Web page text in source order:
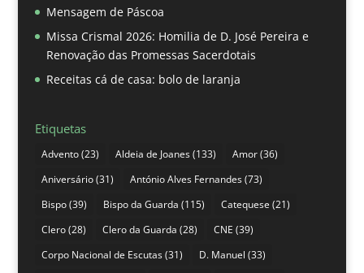
Mensagem de Páscoa
Missa Crismal 2026: Homilia de D. José Pereira e
Renovação das Promessas Sacerdotais
Receitas cá de casa: bolo de laranja
Etiquetas
Advento(23) Aldeia de Joanes(133) Amor(36)
Aniversário(31) António Alves Fernandes(73)
Bispo(39) Bispo da Guarda (115) Catequese (21)
Clero(28) Clero da Guarda (28) CNE (39)
Corpo Nacional de Escutas(31) D. Manuel (33)